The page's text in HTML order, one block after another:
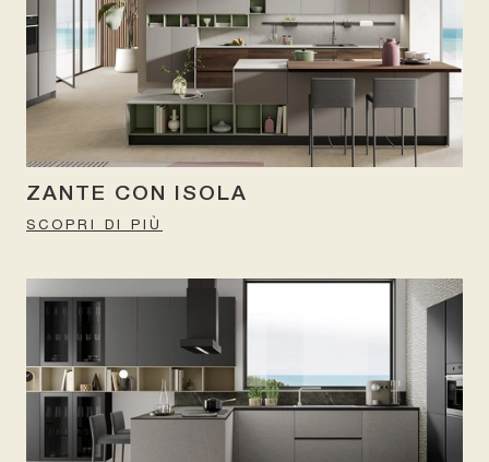
ZANTE CON ISOLA
SCOPRI DI PIÙ